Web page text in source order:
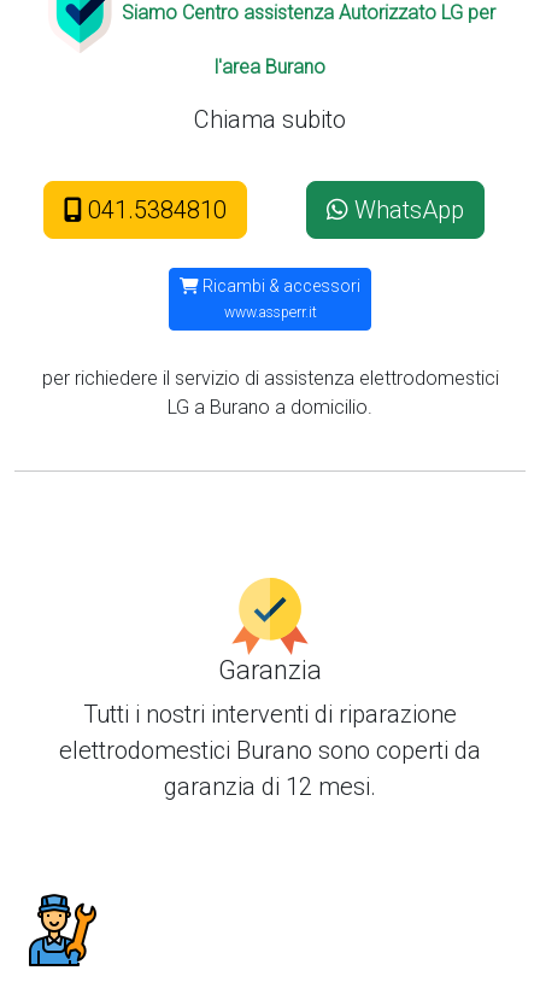
Siamo Centro assistenza Autorizzato LG per
l'area Burano
Chiama subito
041.5384810 WhatsApp
Ricambi & accessori
www.assperr.it
per richiedere il servizio di assistenza elettrodomestici
LG a Burano a domicilio.
Garanzia
Tutti i nostri interventi di riparazione
elettrodomestici Burano sono coperti da
garanzia di 12 mesi.